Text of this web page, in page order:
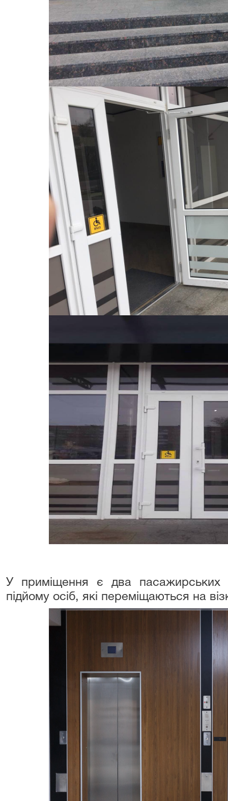
У приміщення є два пасажирських
підйому осіб, які переміщаються на